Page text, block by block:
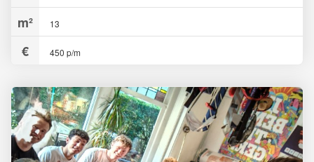
13
450 p/m